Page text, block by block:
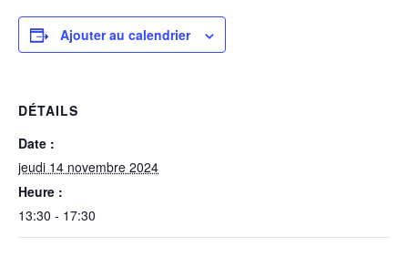
Ajouter au calendrier
DÉTAILS
Date :
jeudi 14 novembre 2024
Heure :
13:30 - 17:30